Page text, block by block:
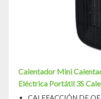
Calentador Mini
Eléctrica Portátil 3S